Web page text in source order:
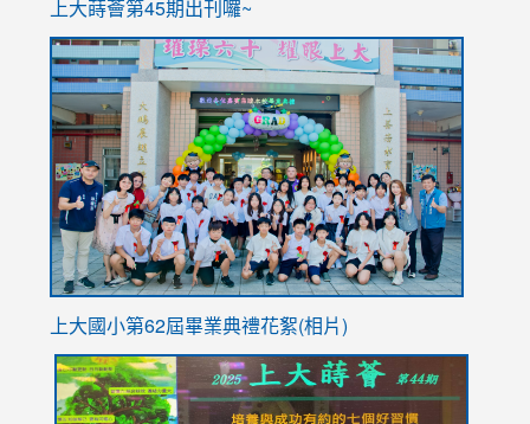
https://sites.google.com/stes.tyc.edu.tw/
上大蒔薈第45期出刊囉~
上大國小第62屆畢業典禮花絮(相片)
link
to
link
to